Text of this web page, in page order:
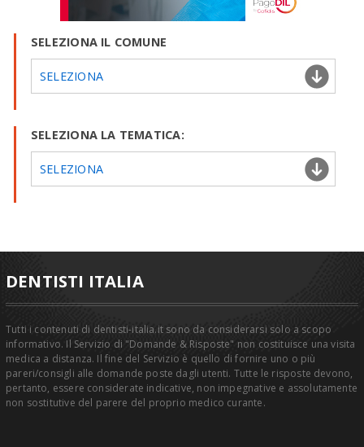
SELEZIONA IL COMUNE
SELEZIONA
SELEZIONA LA TEMATICA:
SELEZIONA
DENTISTI ITALIA
Tutti i contenuti di dentisti-italia.it sono da considerarsi solo a scopo
informativo. Il Servizio di "Domande & Risposte" non costituisce una visita
medica a distanza. Il fine del Servizio è quello di fornire uno o più
pareri/consigli alle domande poste dagli utenti. Tutte le risposte devono,
pertanto, essere considerate indicative, non impegnative e assolutamente
non sostitutive del parere del proprio medico curante.